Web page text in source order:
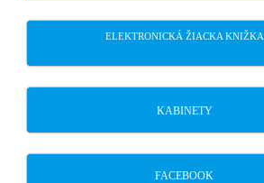
ELEKTRONICKÁ ŽIACKA KNIŽKA
KABINETY
FACEBOOK